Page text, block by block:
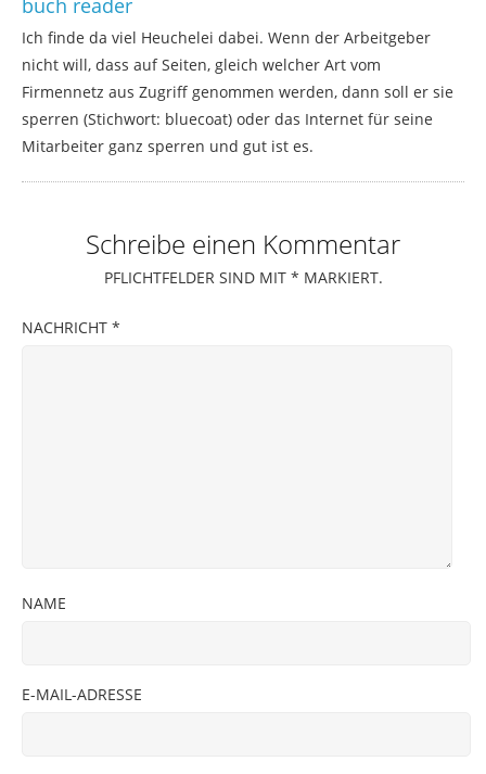
Ich finde da viel Heuchelei dabei. Wenn der Arbeitgeber
nicht will, dass auf Seiten, gleich welcher Art vom
Firmennetz aus Zugriff genommen werden, dann soll er sie
sperren (Stichwort: bluecoat) oder das Internet für seine
Mitarbeiter ganz sperren und gut ist es.
Schreibe einen Kommentar
PFLICHTFELDER SIND MIT * MARKIERT.
NACHRICHT *
NAME
E-MAIL-ADRESSE